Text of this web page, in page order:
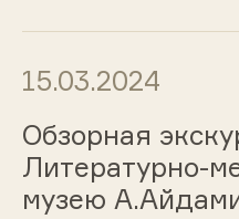
15.03.2024
Обзорная
Литературно-
музею